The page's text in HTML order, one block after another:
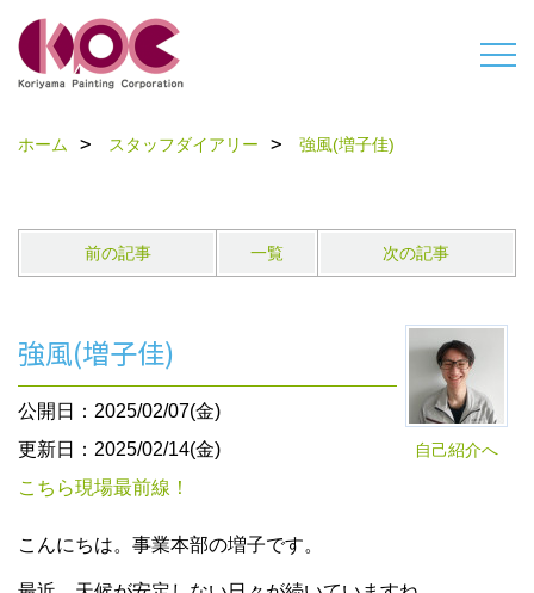
ホーム スタッフダイアリー 強風(増子佳)
前の記事 一覧 次の記事
自己紹介へ
強風(増子佳)
公開日：2025/02/07(金)
更新日：2025/02/14(金)
こちら現場最前線！
こんにちは。事業本部の増子です。